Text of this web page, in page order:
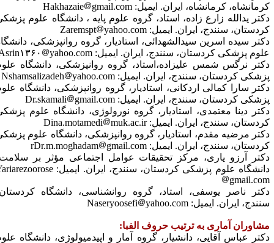
کرمانشاه، ایران.ایمیل: Hakhazaie
gmail.com
یدالله زارع زاده،استاد، گروه علوم پایه ، دانشگاه علوم پزشکی
سنندج، ایران.ایمیل: Zaremspt
yahoo.com
سیده اسرین سیدالشهدائی،استادیار، گروه روانپزشکی، دانشگاه
پزشکی کردستان، سنندج، ایران.ایمیل: Asrin۱۳۶۰
yahoo.com
نرگس شمس علیزاده،استاد، گروه روانپزشکی، دانشگاه علوم
کردستان، سنندج، ایران.ایمیل: Nshamsalizadeh
yahoo.com
سارا کمالی اردکانی،استادیار، گروه روانپزشکی، دانشگاه علوم
کردستان، سنندج، ایران.ایمیل: Dr.skamali
gmail.com
دینا معتمدی،استادیار، گروه نورولوژی، دانشگاه علوم پزشکی
سنندج، ایران.ایمیل: Dina.motamedi
muk.ac.ir
مرضیه مقدم،استادیار، گروه روانپزشکی، دانشگاه علوم پزشکی
سنندج، ایران.ایمیل: Dr.m.moghadam gmail.com
r
آرزو یاری،مرکز تحقیقات عوامل اجتماعی مؤثر بر سلامت،
علوم پزشکی کردستان، سنندج، ایران.ایمیل: Yariarezoorose
ناصر یوسفی،استاد، گروه روانشناسی، دانشگاه کردستان،
ایران.ایمیل: Naseryoosefi yahoo.com
آماری به ترتیب حروف الفبا:
عباس آقایی،دانشیار، گروه آمار و اپیدمیولوژی، دانشگاه علوم